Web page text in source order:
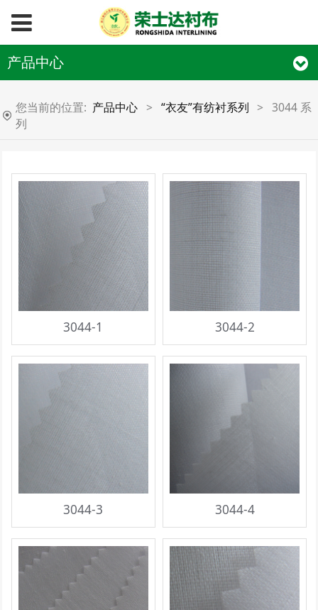
产品中心
您当前的位置: 产品中心 > “衣友”有纺衬系列 >
3044 系
列
3044-1 3044-2
3044-3 3044-4